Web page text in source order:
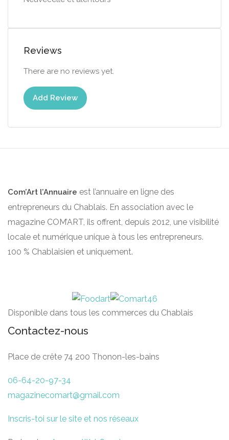
Reviews
There are no reviews yet.
Add Review
Com’Art l’Annuaire est l’annuaire en ligne des
entrepreneurs du Chablais. En association avec le
magazine COM’ART, ils offrent, depuis 2012, une visibilité
locale et numérique unique à tous les entrepreneurs.
100 % Chablaisien et uniquement.
Disponible dans tous les commerces du Chablais
Contactez-nous
Place de crête 74 200 Thonon-les-bains
06-64-20-97-34
magazinecomart@gmail.com
Inscris-toi sur le site et nos réseaux